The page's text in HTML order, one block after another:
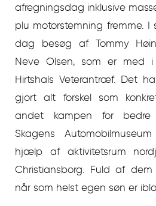
afregningsdag inklusive
plu motorstemning fremme.
dag besøg af Tommy
Neve Olsen, som er med i
Hirtshals Veterantræf. Det
gjort alt forskel som
andet kampen for
Skagens
hjælp af aktivitetsrum
Christiansborg. Fuld af
når som helst egen søn er